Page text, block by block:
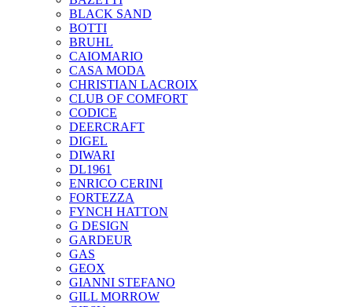
BLACK SAND
BOTTI
BRUHL
CAIOMARIO
CASA MODA
CHRISTIAN LACROIX
CLUB OF COMFORT
CODICE
DEERCRAFT
DIGEL
DIWARI
DL1961
ENRICO CERINI
FORTEZZA
FYNCH HATTON
G DESIGN
GARDEUR
GAS
GEOX
GIANNI STEFANO
GILL MORROW